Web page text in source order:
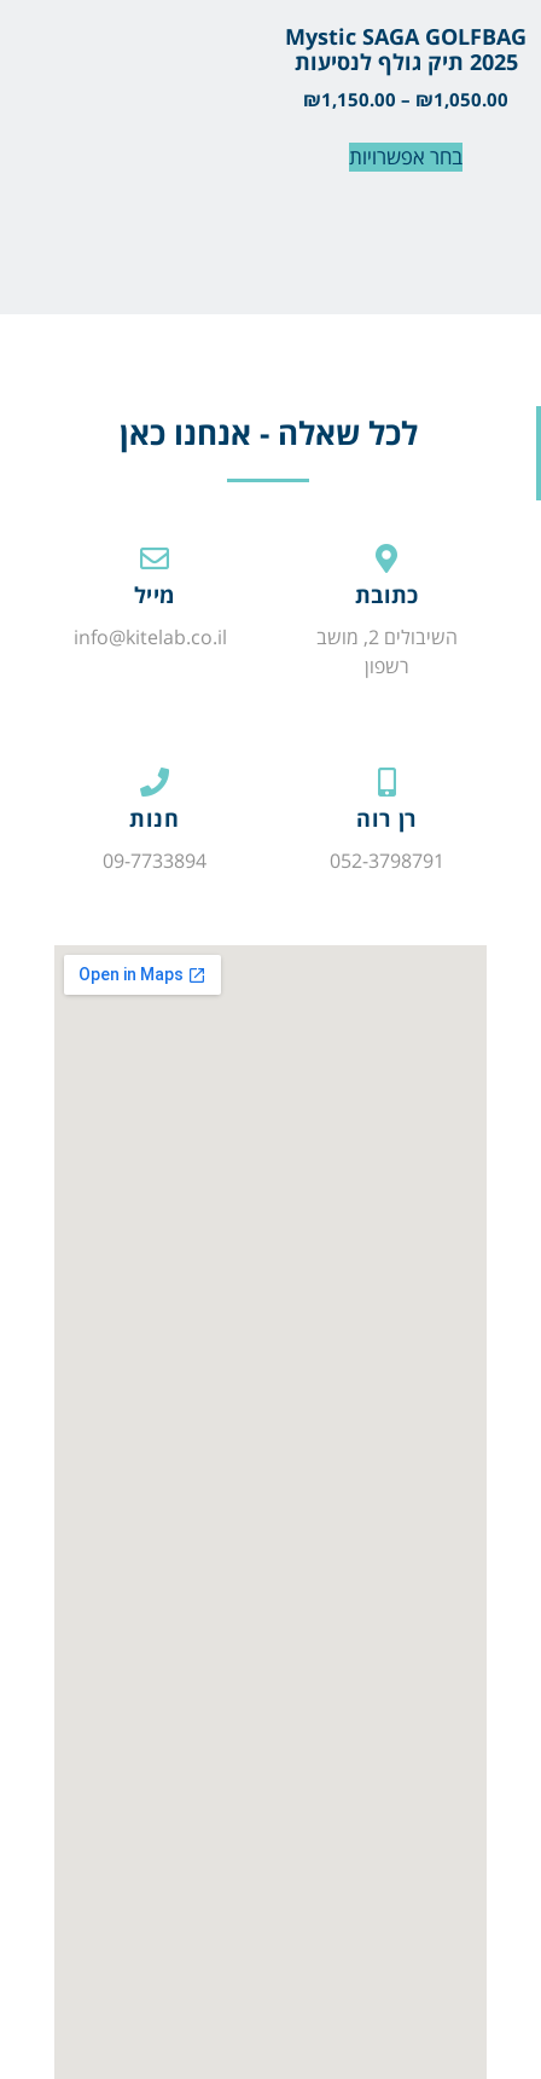
Mystic SAGA GOLFBAG
2025 תיק גולף לנסיעות
₪1,050.00
–
₪1,150.00
בחר אפשרויות
לכל שאלה - אנחנו כאן
כתובת
השיבולים 2, מושב
רשפון
מייל
info@kitelab.co.il
רן רוה
052-3798791
חנות
09-7733894